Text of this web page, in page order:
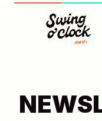
Aller